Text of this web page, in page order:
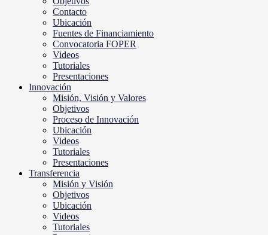
Contacto
Ubicación
Fuentes de Financiamiento
Convocatoria FOPER
Videos
Tutoriales
Presentaciones
Innovación
Misión, Visión y Valores
Objetivos
Proceso de Innovación
Ubicación
Videos
Tutoriales
Presentaciones
Transferencia
Misión y Visión
Objetivos
Ubicación
Videos
Tutoriales